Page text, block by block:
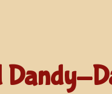
Dandy-